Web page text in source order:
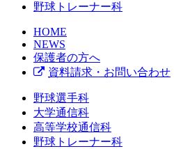
野球トレーナー科
HOME
NEWS
保護者の方へ
資料請求・お問い合わせ
野球選手科
大学通信科
高等学校通信科
野球トレーナー科